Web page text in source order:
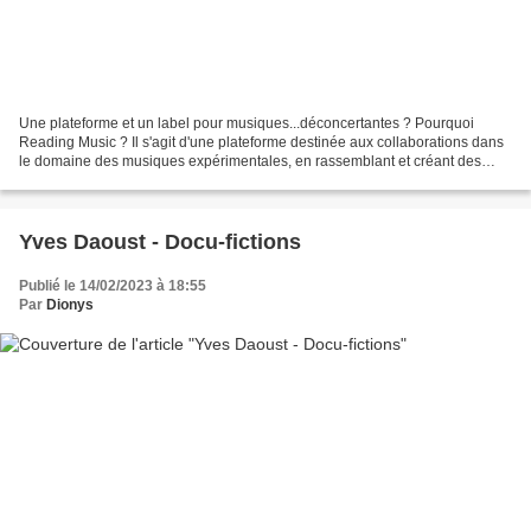
Une plateforme et un label pour musiques...déconcertantes ? Pourquoi
Reading Music ? Il s'agit d'une plateforme destinée aux collaborations dans
le domaine des musiques expérimentales, en rassemblant et créant des
Yves Daoust - Docu-fictions
Publié le 14/02/2023 à 18:55
Par Dionys